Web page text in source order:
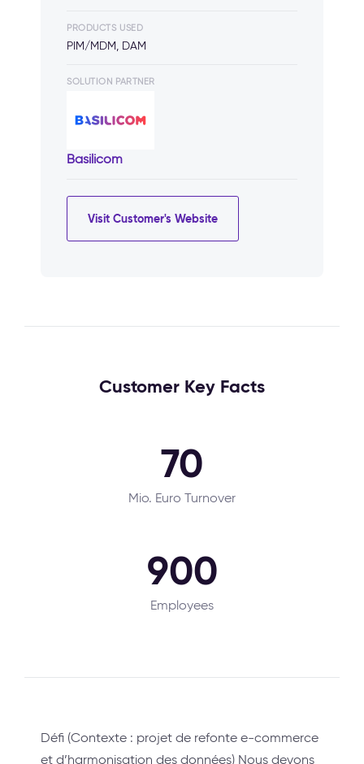
PRODUCTS USED
PIM/MDM, DAM
SOLUTION PARTNER
Basilicom
Visit Customer's Website
Customer Key Facts
70
Mio. Euro Turnover
900
Employees
Défi (Contexte : projet de refonte e-commerce
et d’harmonisation des données) Nous devons